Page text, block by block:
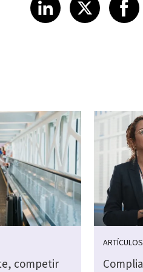
competir
ARTÍCULOS